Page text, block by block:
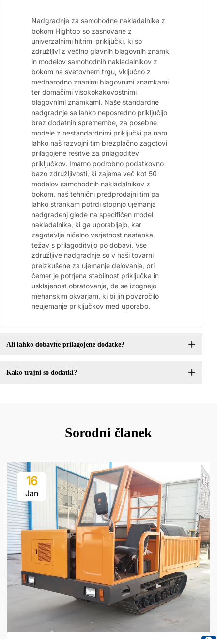
Nadgradnje za samohodne nakladalnike z
bokom Hightop so zasnovane z
univerzalnimi hitrimi priključki, ki so
združljivi z večino glavnih blagovnih znamk
in modelov samohodnih nakladalnikov z
bokom na svetovnem trgu, vključno z
mednarodno znanimi blagovnimi znamkami
ter domačimi visokokakovostnimi
blagovnimi znamkami. Naše standardne
nadgradnje se lahko neposredno priključijo
brez dodatnih spremembe, za posebne
modele z nestandardnimi priključki pa nam
lahko naš razvojni tim brezplačno zagotovi
prilagojene rešitve za prilagoditev
priključkov. Imamo podrobno podatkovno
bazo združljivosti, ki zajema več kot 50
modelov samohodnih nakladalnikov z
bokom, naš tehnični predprodajni tim pa
lahko strankam potrdi stopnjo ujemanja
nadgradenj glede na specifičen model
nakladalnika, ki ga uporabljajo, kar
zagotavlja ničelno verjetnost nastanka
težav s prilagoditvijo po dobavi. Vse
združljive nadgradnje so v naši tovarni
preizkušene za ujemanje delovanja, pri
čemer je potrjena stabilnost priključka in
usklajenost obratovanja, da se izognejo
mehanskim okvarjam, ki bi jih povzročilo
neujemanje priključkov med uporabo.
Ali lahko dobavite prilagojene dodatke?
Kako trajni so dodatki?
Sorodni članek
16
Jan